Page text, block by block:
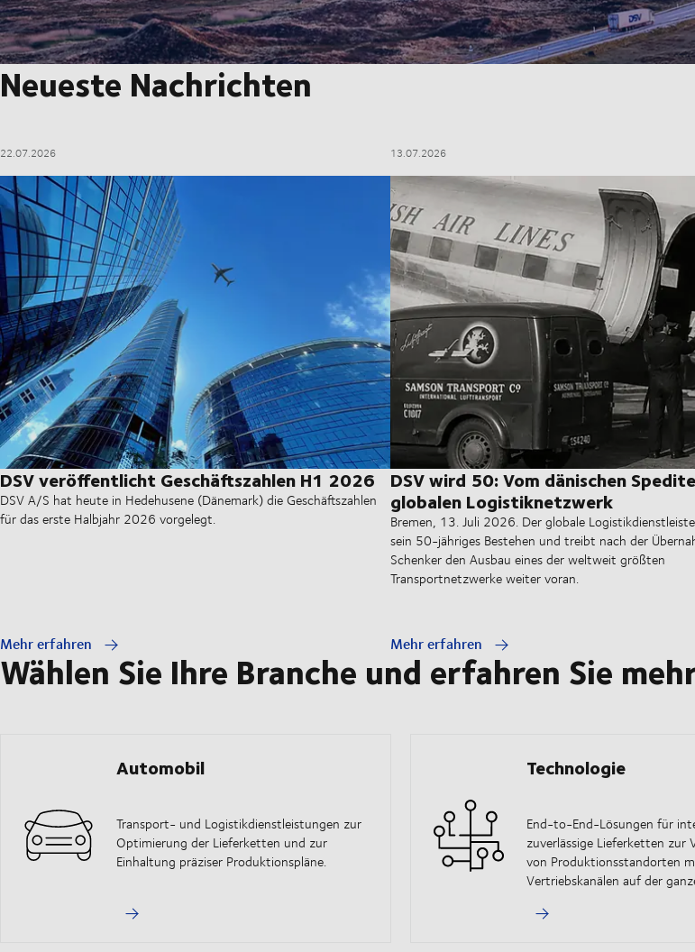
Neueste Nachrichten
22.07.2026
DSV veröffentlicht Geschäftszahlen H1 2026
DSV A/S hat heute in Hedehusene (Dänemark) die Geschäftszahlen
für das erste Halbjahr 2026 vorgelegt.
Mehr erfahren
13.07.2026
DSV wird 50: Vom dänischen
globalen Logistiknetzwerk
Bremen, 13. Juli 2026. Der globale
sein 50-jähriges Bestehen und treibt nach der
Schenker den Ausbau eines der weltweit größten
Transportnetzwerke weiter voran.
Mehr erfahren
Wählen Sie Ihre Branche und erfahren Sie
Automobil
Transport- und Logistikdienstleistungen zur
Optimierung der Lieferketten und zur
Einhaltung präziser Produktionspläne.
Technologie
End-to-End-Lösungen für
zuverlässige Lieferketten zur
von Produktionsstandorten
Vertriebskanälen auf der